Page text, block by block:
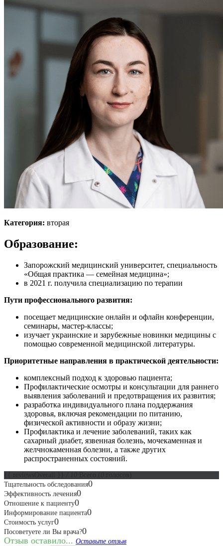
Категория: вторая
Образование:
Запорожский медицинский университет, специальность
«Общая практика — семейная медицина»;
в 2021 г. получила специализацию по терапии
Пути профессионального развития:
посещает медицинские онлайн и офлайн конференции,
семинары, мастер-классы;
изучает украинские и зарубежные новинки медицины с
помощью современной медицинской литературы.
Приоритетные направления в практической деятельности:
комплексный подход к здоровью пациента;
Профилактические осмотры и консультации для раннего
выявления заболеваний и предотвращения их развития;
разработка индивидуального плана поддержания
здоровья, включая рекомендации по питанию,
физической активности и образу жизни;
Профилактика и лечение заболеваний, таких как
сахарный диабет, язвенная болезнь, мочекаменная и
желчнокаменная болезни, а также других
распространенных состояний.
Тщательность обследования0
Эффективность лечения0
Отношение к пациенту0
Информирование пациента0
Стоимость услуг0
Посоветуете ли Вы врача?0
Отзыв оставило... Оставьте отзыв